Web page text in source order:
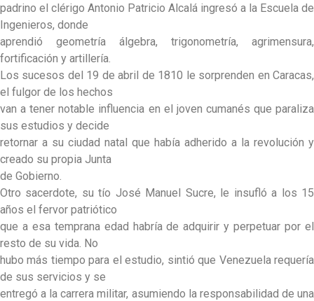
padrino el clérigo Antonio Patricio Alcalá ingresó a la Escuela de
Ingenieros, donde
aprendió geometría álgebra, trigonometría, agrimensura,
fortificación y artillería.
Los sucesos del 19 de abril de 1810 le sorprenden en Caracas,
el fulgor de los hechos
van a tener notable influencia en el joven cumanés que paraliza
sus estudios y decide
retornar a su ciudad natal que había adherido a la revolución y
creado su propia Junta
de Gobierno.
Otro sacerdote, su tío José Manuel Sucre, le insufló a los 15
años el fervor patriótico
que a esa temprana edad habría de adquirir y perpetuar por el
resto de su vida. No
hubo más tiempo para el estudio, sintió que Venezuela requería
de sus servicios y se
entregó a la carrera militar, asumiendo la responsabilidad de una